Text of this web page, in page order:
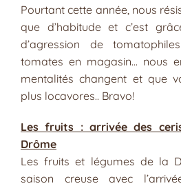
Pourtant cette année, nous
que d’habitude et c’est
d’agression de
tomates en magasin… nous
mentalités changent et que
plus locavores.. Bravo!
Les fruits : arrivée des
Drôme
Les fruits et légumes de la
saison creuse avec